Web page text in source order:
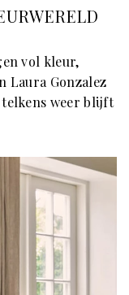
vol kleur,
Laura Gonzalez
weer blijft